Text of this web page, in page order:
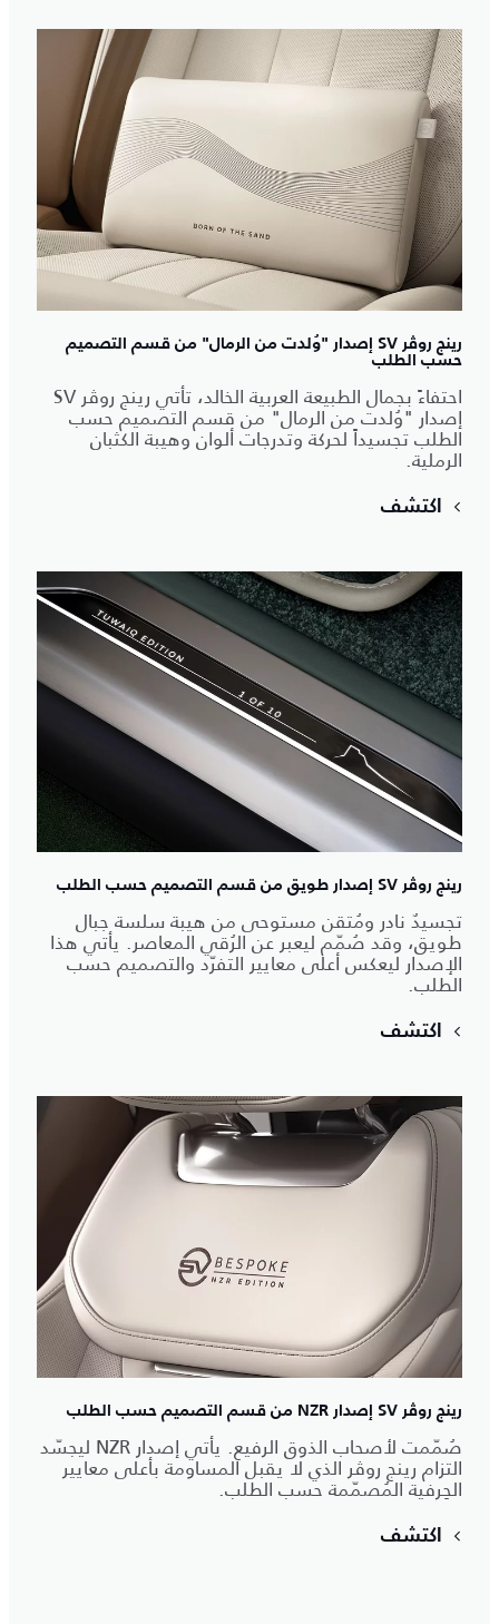
رينج روڤر SV إصدار "وُلدت من الرمال" من قسم التصميم
حسب الطلب
احتفاءً بجمال الطبيعة العربية الخالد، تأتي رينج روڤر SV
إصدار "وُلدت من الرمال" من قسم التصميم حسب
الطلب تجسيداً لحركة وتدرجات ألوان وهيبة الكثبان
الرملية.
اكتشف
رينج روڤر SV إصدار طويق من قسم التصميم حسب الطلب
تجسيدٌ نادر ومُتقن مستوحى من هيبة سلسة جبال
طويق، وقد صُمّم ليعبر عن الرُقي المعاصر. يأتي هذا
الإصدار ليعكس أعلى معايير التفرّد والتصميم حسب
الطلب.
اكتشف
رينج روڤر SV إصدار NZR من قسم التصميم حسب الطلب
صُمّمت لأصحاب الذوق الرفيع. يأتي إصدار NZR ليجسّد
التزام رينج روڤر الذي لا يقبل المساومة بأعلى معايير
الحِرفية المُصمّمة حسب الطلب.
اكتشف